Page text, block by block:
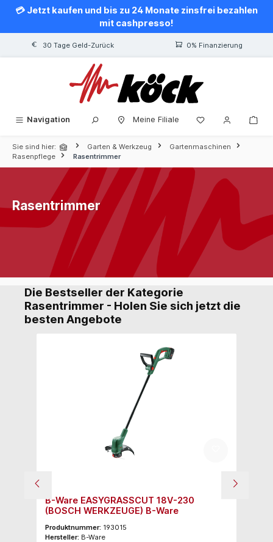
springen
💳 Jetzt kaufen und bis zu 24 Monate zinsfrei bezahlen
mit cashpresso!
30 Tage Geld-Zurück 0% Finanzierung
Navigation Meine Filiale
Sie sind hier: Garten & Werkzeug
Gartenmaschinen
Rasenpflege
Rasentrimmer
Rasentrimmer
Die Bestseller der Kategorie
Rasentrimmer - Holen Sie sich jetzt die
besten Angebote
B-Ware EASYGRASSCUT 18V-230
(BOSCH WERKZEUGE) B-Ware
Produktnummer: 193015
Hersteller: B-Ware